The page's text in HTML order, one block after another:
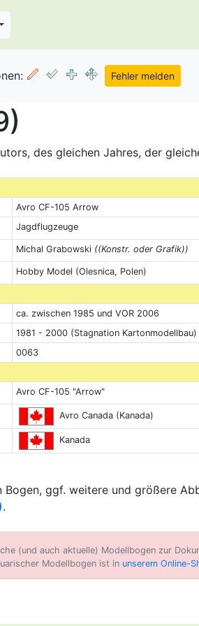
des gleichen Jahres, der
Avro CF-105 Arrow
Jagdflugzeuge
Michal Grabowski ((Konstr. oder Grafik))
Hobby Model (Olesnica, Polen)
ca. zwischen 1985 und VOR 2006
1981 - 2000 (Stagnation Kartonmodellbau)
0063
Avro CF-105 "Arrow"
Avro Canada (Kanada)
Kanada
ggf. weitere und größere
.
(und auch aktuelle) Modellbogen zur
Modellbogen ist in unserem Online-